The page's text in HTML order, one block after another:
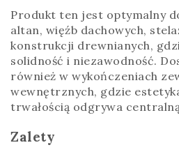
Produkt ten jest optymalny
altan, więźb dachowych,
konstrukcji drewnianych,
solidność i niezawodność.
również w wykończeniach
wewnętrznych, gdzie
trwałością odgrywa
Zalety